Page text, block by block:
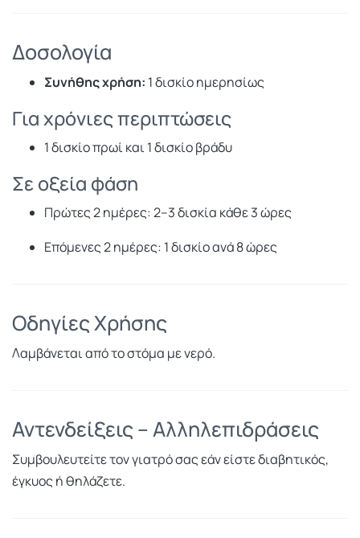
Δοσολογία
Συνήθης χρήση: 1 δισκίο ημερησίως
Για χρόνιες περιπτώσεις
1 δισκίο πρωί και 1 δισκίο βράδυ
Σε οξεία φάση
Πρώτες 2 ημέρες: 2–3 δισκία κάθε 3 ώρες
Επόμενες 2 ημέρες: 1 δισκίο ανά 8 ώρες
Οδηγίες Χρήσης
Λαμβάνεται από το στόμα με νερό.
Αντενδείξεις – Αλληλεπιδράσεις
Συμβουλευτείτε τον γιατρό σας εάν είστε διαβητικός,
έγκυος ή θηλάζετε.